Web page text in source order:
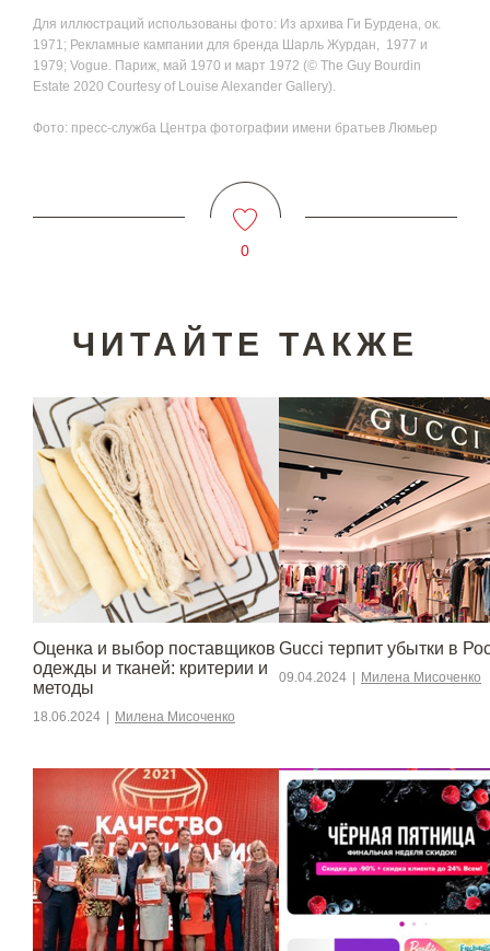
Для иллюстраций использованы фото: Из архива Ги Бурдена, ок.
1971; Рекламные кампании для бренда Шарль Журдан, 1977 и
1979; Vogue. Париж, май 1970 и март 1972 (© The Guy Bourdin
Estate 2020 Courtesy of Louise Alexander Gallery).
Фото: пресс-служба Центра фотографии имени братьев Люмьер
0
ЧИТАЙТЕ ТАКЖЕ
Оценка и выбор поставщиков
одежды и тканей: критерии и
методы
18.06.2024 Милена Мисоченко
Gucci терпит убытки в
09.04.2024 Милена Мисоченко